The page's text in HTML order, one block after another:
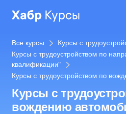
Все курсы
Курсы с
Курсы с трудоустройством по
квалификации"
Курсы с трудоустройством по
Курсы с
вождению